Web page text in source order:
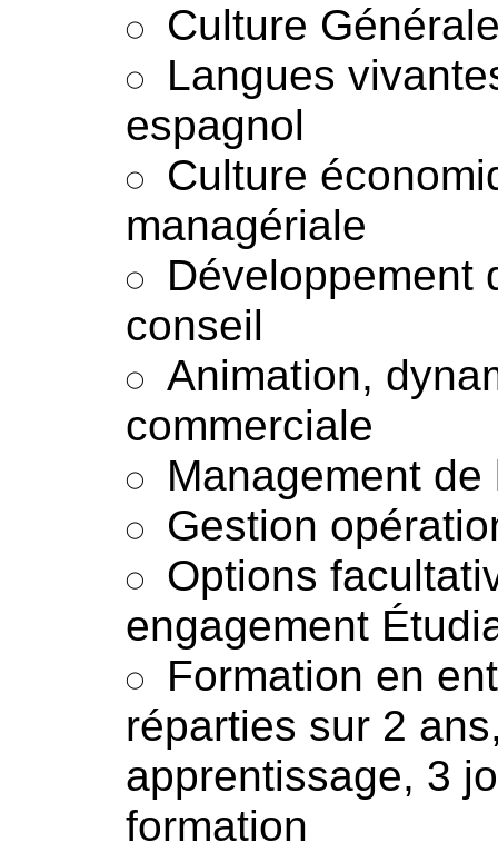
Culture
Langues
espagnol
Culture
managériale
Développement
conseil
Animation,
commerciale
Management
Gestion
Options
engagement
Formation en
réparties sur 2
apprentissage, 3
formation